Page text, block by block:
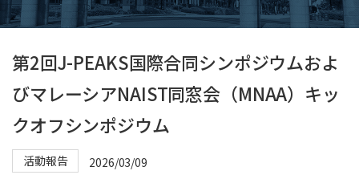
第2回J-PEAKS国際合同シンポジウムおよ
びマレーシアNAIST同窓会（MNAA）キッ
クオフシンポジウム
活動報告
2026/03/09